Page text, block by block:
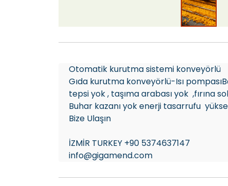
Otomatik kurutma sistemi konveyörlü
Gıda kurutma konveyörlü-Isı
tepsi yok , taşıma arabası yok ,fırına
Buhar kazanı yok enerji tasarrufu
Bize Ulaşın
İZMİR TURKEY +90 5374637147
info@gigamend.com